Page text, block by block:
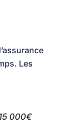
Les
000€